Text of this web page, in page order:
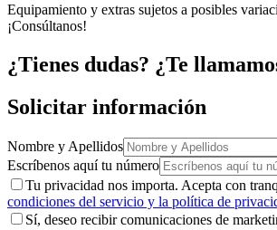
Equipamiento y extras sujetos a posibles
¡Consúltanos!
¿Tienes dudas? ¿Te
Solicitar información
Nombre y Apellidos
Escríbenos aquí tu número
Tu privacidad nos importa. Acepta con
condiciones del servicio y la política de
Sí, deseo recibir comunicaciones de